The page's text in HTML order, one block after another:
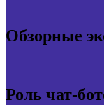
Обзорные
Роль чат-